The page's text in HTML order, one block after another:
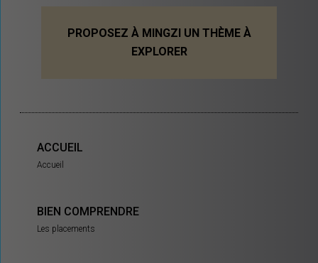
PROPOSEZ À MINGZI UN THÈME À
EXPLORER
ACCUEIL
Accueil
BIEN COMPRENDRE
Les placements